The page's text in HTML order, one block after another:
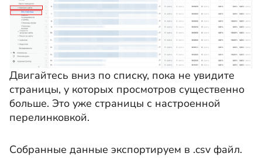
Двигайтесь вниз по списку, пока не увидите
страницы, у которых просмотров существенно
больше. Это уже страницы с настроенной
перелинковкой.
Собранные данные экспортируем в .csv файл.